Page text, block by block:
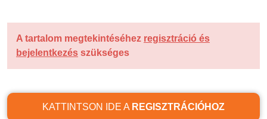
A tartalom megtekintéséhez regisztráció és
bejelentkezés szükséges
KATTINTSON IDE A REGISZTRÁCIÓHOZ